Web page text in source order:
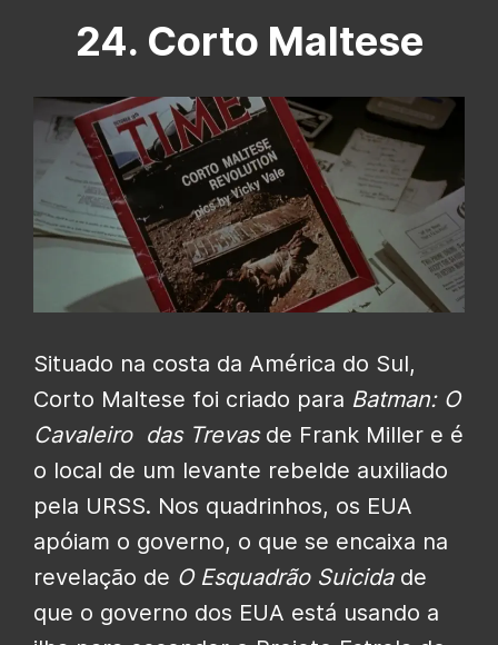
24. Corto Maltese
Situado na costa da América do Sul,
Corto Maltese foi criado para Batman: O
Cavaleiro das Trevasde Frank Miller e é
o local de um levante rebelde auxiliado
pela URSS. Nos quadrinhos, os EUA
apóiam o governo, o que se encaixa na
revelação de O Esquadrão Suicidade
que o governo dos EUA está usando a